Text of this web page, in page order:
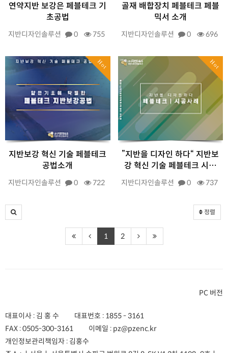
연약지반 보강은 페블테크 기
초공법
지반디자인솔루션 0 755
골재 배합장치 페블테크 페블
믹서 소개
지반디자인솔루션 0 696
Hot
지반보강 혁신 기술 페블테크
공법소개
지반디자인솔루션 0 722
Hot
”지반을 디자인 하다“ 지반보
강 혁신 기술 페블테크 시…
지반디자인솔루션 0 737
정렬
1 2
PC 버전
대표이사 : 김 홍 수 대표번호 : 1855 - 3161
FAX :0505-300-3161 이메일 : pz@pzenc.kr
개인정보관리책임자 : 김홍수